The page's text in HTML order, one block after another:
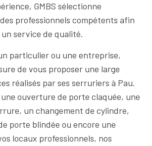
GMBS sélectionne
professionnels compétents afin
service de qualité.
particulier ou une entreprise,
de vous proposer une large
réalisés par ses serruriers à Pau.
ouverture de porte claquée, une
un changement de cylindre,
porte blindée ou encore une
locaux professionnels, nos